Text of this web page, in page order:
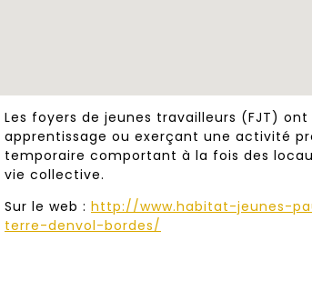
Les foyers de jeunes travailleurs (FJT)
apprentissage ou exerçant une activité
temporaire comportant à la fois des
vie collective.
Sur le web : http://www.habitat-jeunes-
terre-denvol-bordes/